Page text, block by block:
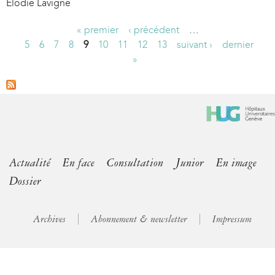
Elodie Lavigne
g
« premier ‹ précédent
…
5
6 7 8 9 10 11 12 13 suivant ›
dernier
»
Actualité En face Consultation Junior
En image
Dossier
Archives Abonnement & newsletter Impressum